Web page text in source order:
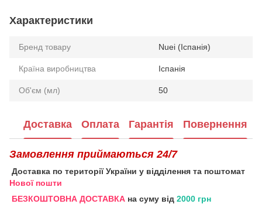
Характеристики
Бренд товару Nuei (Іспанія)
Країна виробництва Іспанія
Об'єм (мл) 50
Доставка Оплата Гарантія Повернення
Замовлення приймаються 24/7
Доставка по території України у відділення та поштомат
Нової пошти
БЕЗКОШТОВНА ДОСТАВКА на суму від 2000 грн